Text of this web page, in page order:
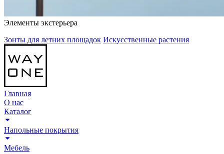
Элементы экстерьера
Зонты для летних площадок Искусственные растения
Главная
О нас
Каталог
Напольные покрытия
Мебель